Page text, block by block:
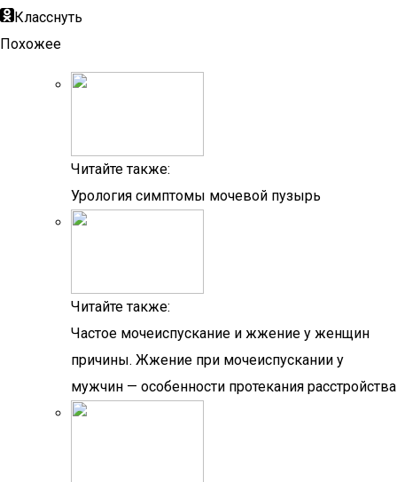
Класснуть
Похожее
Читайте также:
Урология симптомы мочевой пузырь
Читайте также:
Частое мочеиспускание и жжение у женщин
причины. Жжение при мочеиспускании у
мужчин — особенности протекания расстройства